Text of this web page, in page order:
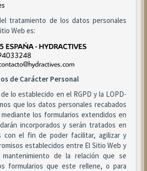
tratamiento de los datos personales
Web es:
de Carácter Personal
lo establecido en el RGPD y la LOPD-
que los datos personales recabados
los formularios extendidos en
incorporados y serán tratados en
con el fin de poder facilitar, agilizar y
establecidos entre El Sitio Web y
de la relación que se
formularios que este rellene, o para